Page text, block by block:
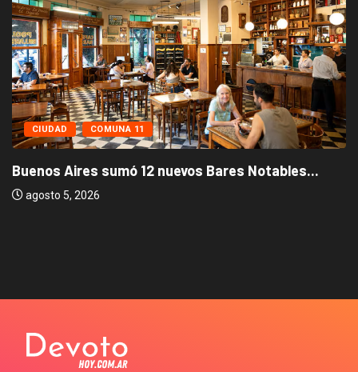
CIUDAD COMUNA 11
Buenos Aires sumó 12 nuevos Bares Notables...
agosto 5, 2026